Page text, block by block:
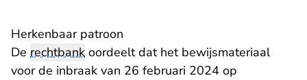
Herkenbaar patroon
De rechtbank oordeelt dat het bewijsmateriaal
voor de inbraak van 26 februari 2024 op